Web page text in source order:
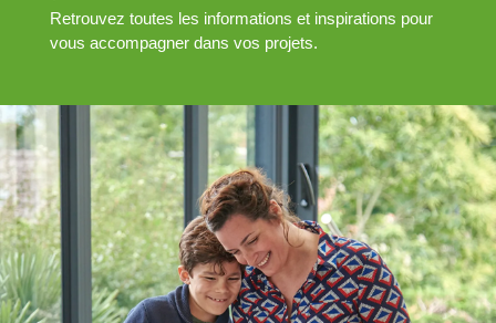
Retrouvez toutes les informations et inspirations pour
vous accompagner dans vos projets.